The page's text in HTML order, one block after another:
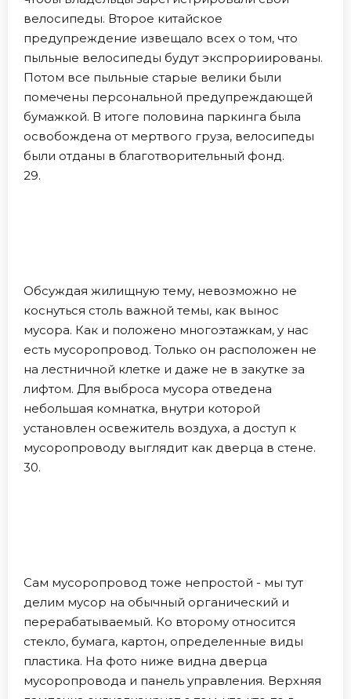
велосипеды. Второе китайское
предупреждение извещало всех о том, что
пыльные велосипеды будут экспрориированы.
Потом все пыльные старые велики были
помечены персональной предупреждающей
бумажкой. В итоге половина паркинга была
освобождена от мертвого груза, велосипеды
были отданы в благотворительный фонд.
29.
Обсуждая жилищную тему, невозможно не
коснуться столь важной темы, как вынос
мусора. Как и положено многоэтажкам, у нас
есть мусоропровод. Только он расположен не
на лестничной клетке и даже не в закутке за
лифтом. Для выброса мусора отведена
небольшая комнатка, внутри которой
установлен освежитель воздуха, а доступ к
мусоропроводу выглядит как дверца в стене.
30.
Сам мусоропровод тоже непростой - мы тут
делим мусор на обычный органический и
перерабатываемый. Ко второму относится
стекло, бумага, картон, определенные виды
пластика. На фото ниже видна дверца
мусоропровода и панель управления. Верхняя